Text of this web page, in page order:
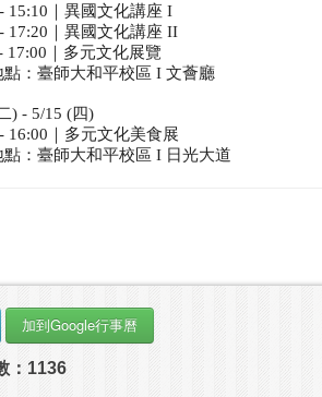
15:10｜異國文化講座 I
17:20｜異國文化講座 II
17:00｜多元文化展覽
點：臺師大和平校區 I 文薈廳
) - 5/15 (四)
16:00｜多元文化美食展
點：臺師大和平校區 I 日光大道
：1136